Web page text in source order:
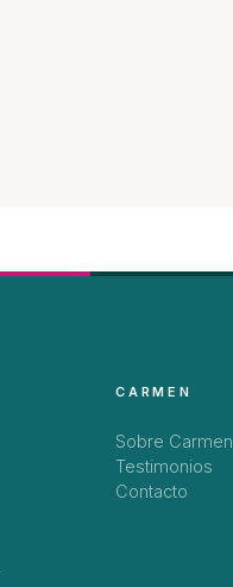
CARMEN
Sobre Carmen
Testimonios
Contacto